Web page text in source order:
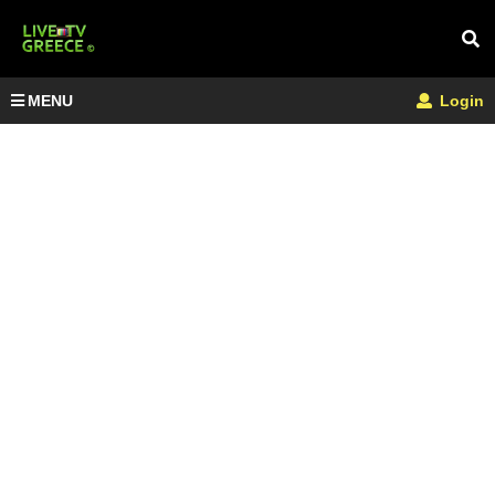
MENU Login